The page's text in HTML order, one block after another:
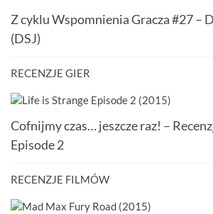
Z cyklu Wspomnienia Gracza #27 –
(DSJ)
RECENZJE GIER
Cofnijmy czas… jeszcze raz! –
Episode 2
RECENZJE FILMÓW